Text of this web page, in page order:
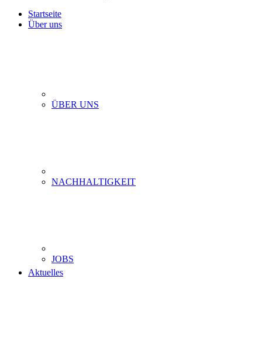
Startseite
Über uns
ÜBER UNS
NACHHALTIGKEIT
JOBS
Aktuelles